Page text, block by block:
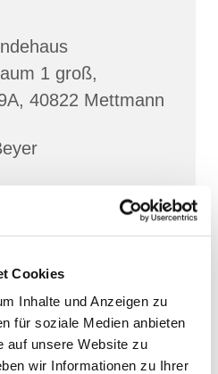
Cookies
Inhalte und Anzeigen zu
für soziale Medien anbieten
auf unsere Website zu
wir Informationen zu Ihrer
1 groß,
40822 Mettmann